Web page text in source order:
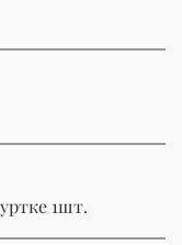
1шт.